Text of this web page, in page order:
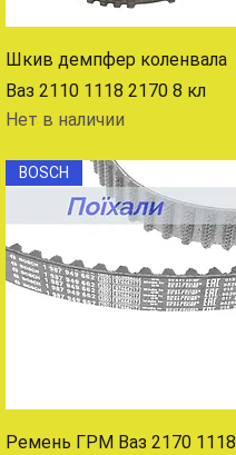
Быстрый просмотр
Шкив демпфер коленвала
Ваз 2110 1118 2170 8 кл
Нет в наличии
Быстрый просмотр
BOSCH
Ремень ГРМ Ваз 2170 1118